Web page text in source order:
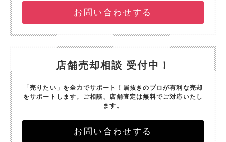
お問い合わせする
店舗売却相談 受付中！
「売りたい」を全力でサポート！ 居抜きのプロが有利な売却
をサポートします。 ご相談、店舗査定は無料でご対応いたし
ます。
お問い合わせする